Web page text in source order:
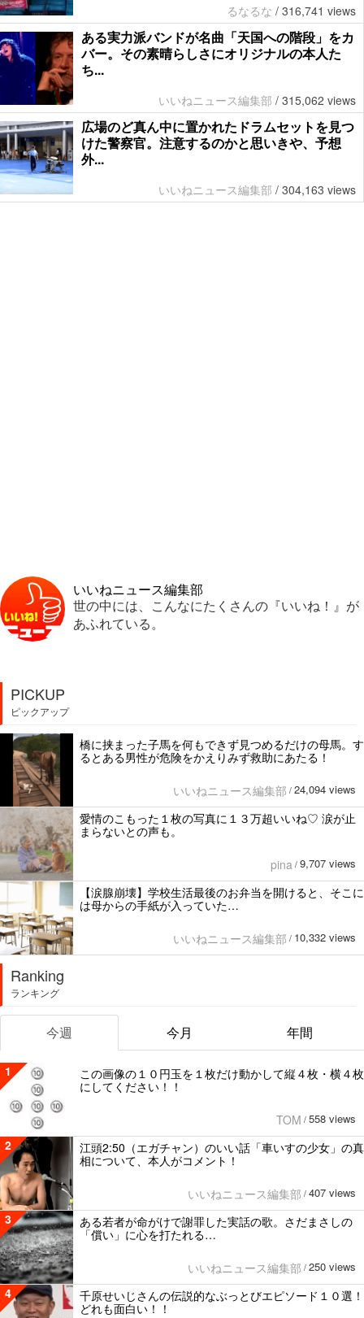
るなるな / 316,741 views
ある実力派バンドが名曲「天国への階段」をカ
バー。その素晴らしさにオリジナルの本人た
ち...
いいねニュース編集部 / 315,062 views
広場のど真ん中に置かれたドラムセットを見つ
けた警察官。注意するのかと思いきや、予想
外...
いいねニュース編集部 / 304,163 views
いいねニュース編集部
世の中には、こんなにたくさんの『いいね！』が
あふれている。
PICKUP
ピックアップ
橋に挟まった子馬を何もできず見つめるだけの母馬。す
るとある男性が危険をかえりみず救助にあたる！
いいねニュース編集部 / 24,094 views
愛情のこもった１枚の写真に１３万超いいね♡ 涙が止
まらないとの声も。
pina / 9,707 views
【涙腺崩壊】学校生活最後のお弁当を開けると、そこに
は母からの手紙が入っていた…
いいねニュース編集部 / 10,332 views
Ranking
ランキング
今週 今月 年間
1
この画像の１０円玉を１枚だけ動かして縦４枚・横４枚
にしてください！！
TOM / 558 views
2
江頭2:50（エガチャン）のいい話「車いすの少女」の真
相について、本人がコメント！
いいねニュース編集部 / 407 views
3
ある若者が命がけで謝罪した実話の歌。さだまさしの
「償い」に心を打たれる…
いいねニュース編集部 / 250 views
4
千原せいじさんの伝説的なぶっとびエピソード１０選！
どれも面白い！！